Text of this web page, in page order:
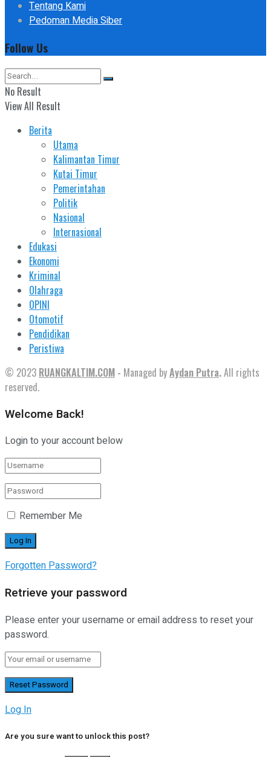
Tentang Kami
Pedoman Media Siber
Follow Us
No Result
View All Result
Berita
Utama
Kalimantan Timur
Kutai Timur
Pemerintahan
Politik
Nasional
Internasional
Edukasi
Ekonomi
Kriminal
Olahraga
OPINI
Otomotif
Pendidikan
Peristiwa
© 2023 RUANGKALTIM.COM - Managed byAydan Putra.All rights
reserved.
Welcome Back!
Login to your account below
Remember Me
Forgotten Password?
Retrieve your password
Please enter your username or email address to reset your
password.
Log In
Are you sure want to unlock this post?